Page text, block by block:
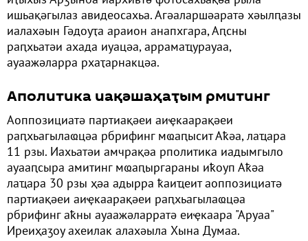
ишьақәгылаз авидеосахьа. Агәаларшәаратә хәылԥазы
иалахәын Гәдоуҭа араион анапхгара, Аԥсны
раԥхьатәи ахада иуацәа, аррамаҵурауаа,
ауаажәларра рхаҭарнакцәа.
Аполитика иақәшаҳаҭым рмитинг
Аоппозициатә партиақәеи аиҿкаарақәеи
раԥхьагылаҩцәа рбрифинг мҩаԥысит Аҟәа, лаҵара
11 рзы. Иахьатәи амчрақәа рполитика иадымгыло
ауааԥсыра амитинг мҩаԥыргараны иҟоуп Аҟәа
лаҵара 30 рзы ҳәа адырра ҟаиҵеит аоппозициатә
партиақәеи аиҿкаарақәеи раԥхьагылаҩцәа
рбрифинг аҟны ауаажәларратә еиҿкаара "Аруаа"
Иреиҳаӡоу ахеилак алахәыла Хына Думаа.